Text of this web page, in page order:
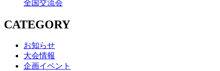
全国交流会
CATEGORY
お知らせ
大会情報
企画イベント